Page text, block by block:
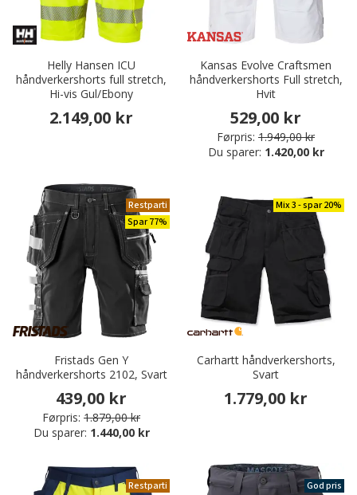
Helly Hansen ICU
håndverkershorts full stretch,
Hi-vis Gul/Ebony
2.149,00 kr
Kansas Evolve Craftsmen
håndverkershorts Full stretch,
Hvit
529,00 kr
Førpris: 1.949,00 kr
Du sparer: 1.420,00 kr
Restparti
Spar 77%
Fristads Gen Y
håndverkershorts 2102, Svart
439,00 kr
Førpris: 1.879,00 kr
Du sparer: 1.440,00 kr
Mix 3 - spar 20%
Carhartt håndverkershorts,
Svart
1.779,00 kr
Restparti
God pris